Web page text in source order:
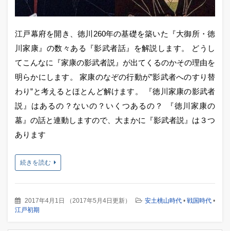
江戸幕府を開き、徳川260年の基礎を築いた『大御所・徳
川家康』の数々ある『影武者話』を解説します。 どうし
てこんなに『家康の影武者説』が出てくるのかその理由を
明らかにします。 家康のなぞの行動が”影武者へのすり替
わり”と考えるとほとんど解けます。 『徳川家康の影武者
説』はあるの？ないの？いくつあるの？ 『徳川家康の
墓』の話と連動しますので、大まかに『影武者説』は３つ
あります
続きを読む
2017年4月1日 （2017年5月4日更新） 安土桃山時代 • 戦国時代 •
江戸初期